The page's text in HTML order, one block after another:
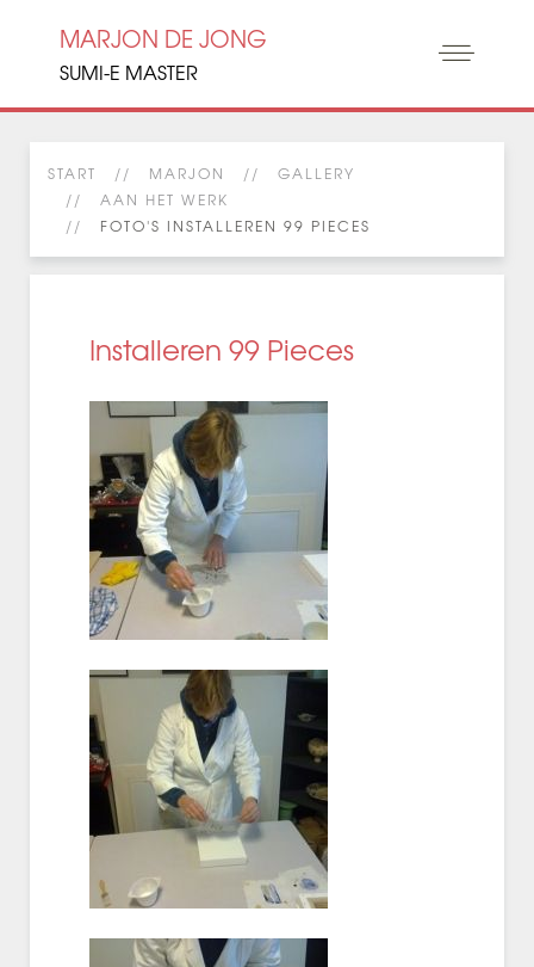
MARJON DE JONG
SUMI-E MASTER
START MARJON
GALLERY
AAN HET WERK
FOTO'S INSTALLEREN 99 PIECES
Installeren 99 Pieces